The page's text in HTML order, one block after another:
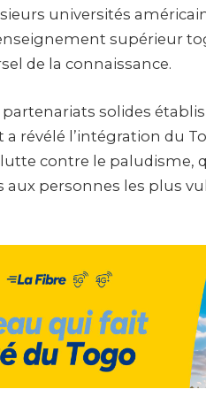
universités
supérieur
de la connaissance.
partenariats solides
a révélé l’intégration du
contre le paludisme,
aux personnes les plus